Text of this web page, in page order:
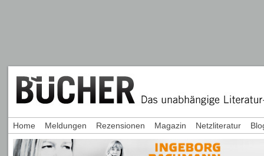
Home Meldungen Rezensionen Magazin Netzliteratur